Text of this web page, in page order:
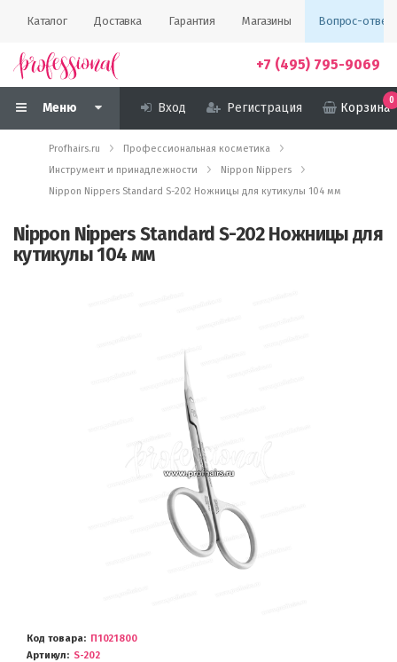
Каталог Доставка Гарантия Магазины Вопрос-ответ
+7 (495) 795-9069
Меню Вход Регистрация Корзина
0
Profhairs.ru
Профессиональная косметика
Инструмент и принадлежности
Nippon Nippers
Nippon Nippers Standard S-202 Ножницы для кутикулы 104 мм
Nippon Nippers Standard S-202 Ножницы для
кутикулы 104 мм
Код товара
П1021800
Артикул
S-202